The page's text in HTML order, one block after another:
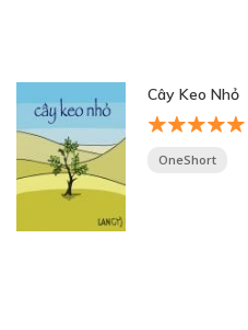
Cây Keo Nhỏ
OneShort